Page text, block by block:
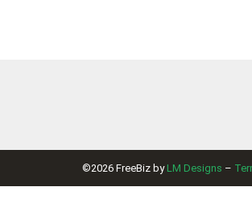
©2026 FreeBiz by LM Designs –